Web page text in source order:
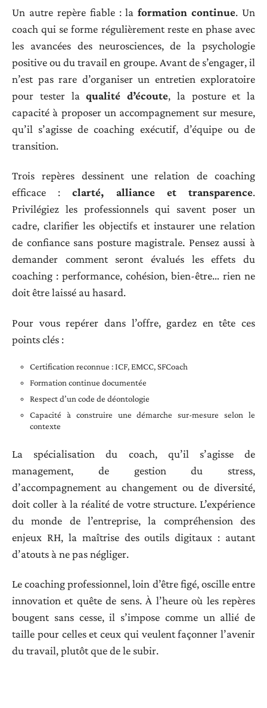
Un autre repère fiable : laformation continue. Un
coach qui se forme régulièrement reste en phase avec
les avancées des neurosciences, de la psychologie
positive ou du travail en groupe. Avant de s’engager, il
n’est pas rare d’organiser un entretien exploratoire
pour tester laqualité d’écoute, la posture et la
capacité à proposer un accompagnement sur mesure,
qu’il s’agisse de coaching exécutif, d’équipe ou de
transition.
Trois repères dessinent une relation de coaching
efficace :clarté, alliance et transparence.
Privilégiez les professionnels qui savent poser un
cadre, clarifier les objectifs et instaurer une relation
de confiance sans posture magistrale. Pensez aussi à
demander comment seront évalués les effets du
coaching : performance, cohésion, bien-être… rien ne
doit être laissé au hasard.
Pour vous repérer dans l’offre, gardez en tête ces
points clés :
Certification reconnue : ICF, EMCC, SFCoach
Formation continue documentée
Respect d’un code de déontologie
Capacité à construire une démarche sur-mesure selon le
contexte
La spécialisation du coach, qu’il s’agisse de
management, de gestion du stress,
d’accompagnement au changement ou de diversité,
doit coller à la réalité de votre structure. L’expérience
du monde de l’entreprise, la compréhension des
enjeux RH, la maîtrise des outils digitaux : autant
d’atouts à ne pas négliger.
Le coaching professionnel, loin d’être figé, oscille entre
innovation et quête de sens. À l’heure où les repères
bougent sans cesse, il s’impose comme un allié de
taille pour celles et ceux qui veulent façonner l’avenir
du travail, plutôt que de le subir.